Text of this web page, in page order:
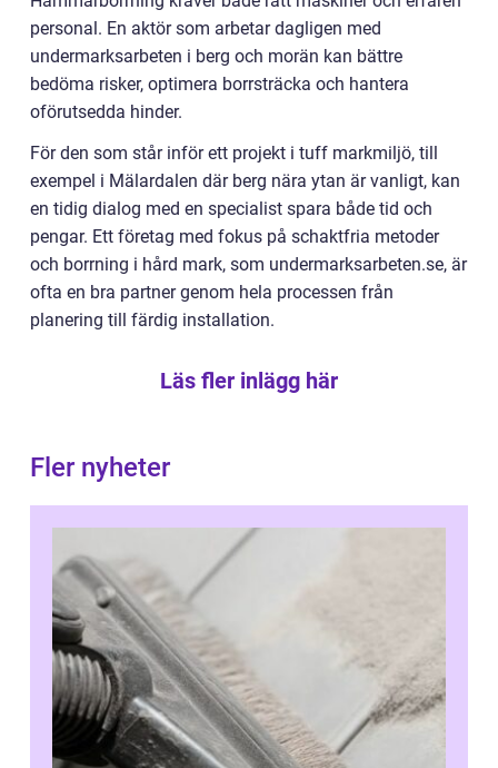
personal. En aktör som arbetar dagligen med
undermarksarbeten i berg och morän kan bättre
bedöma risker, optimera borrsträcka och hantera
oförutsedda hinder.
För den som står inför ett projekt i tuff markmiljö, till
exempel i Mälardalen där berg nära ytan är vanligt, kan
en tidig dialog med en specialist spara både tid och
pengar. Ett företag med fokus på schaktfria metoder
och borrning i hård mark, som undermarksarbeten.se, är
ofta en bra partner genom hela processen från
planering till färdig installation.
Läs fler inlägg här
Fler nyheter